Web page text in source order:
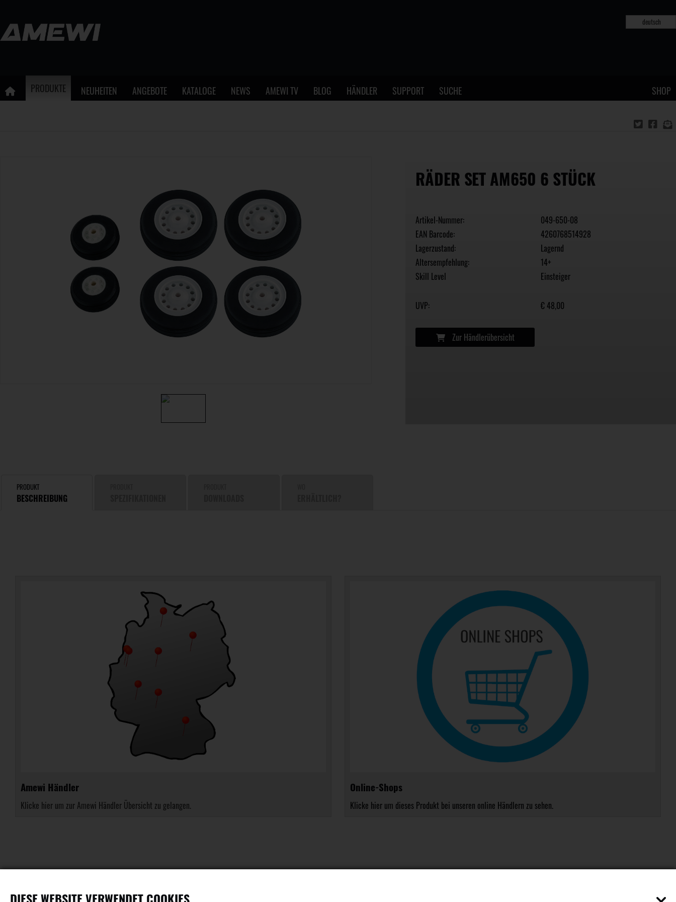
deutsch
PRODUKTE NEUHEITEN ANGEBOTE KATALOGE NEWS AMEWI TV BLOG HÄNDLER SUPPORT SUCHE SHOP
RÄDER SET AM650 6 STÜCK
Artikel-Nummer:
049-650-08
EAN Barcode:
4260768514928
Lagerzustand:
Lagernd
Altersempfehlung:
14+
Skill Level
Einsteiger
UVP: € 48,00
Zur Händlerübersicht
PRODUKT
BESCHREIBUNG
Amewi Händler
Klicke hier um zur Amewi Händler Übersicht zu gelangen.
Online-Shops
Klicke hier um dieses Produkt bei unseren online Händlern zu sehen.